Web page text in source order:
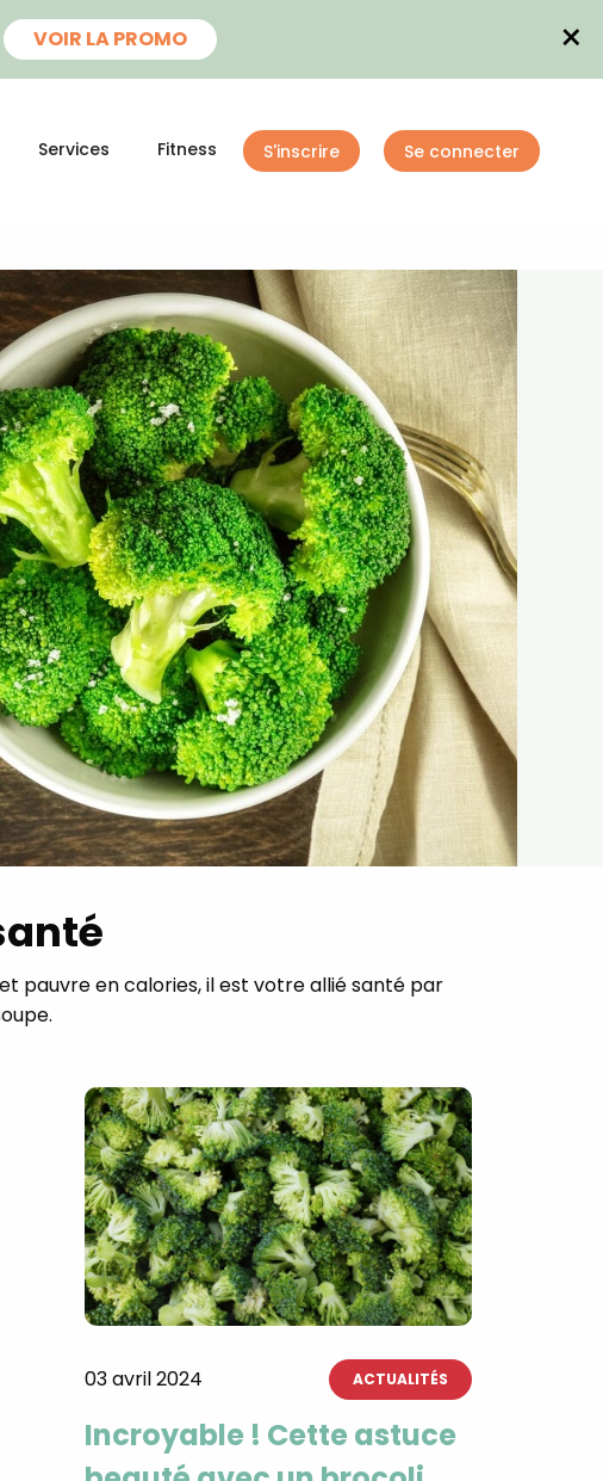
VOIR LA PROMO ×
Services Fitness S'inscrire Se connecter
pauvre en calories, il est votre allié santé par
03 avril 2024 ACTUALITÉS
Incroyable ! Cette astuce